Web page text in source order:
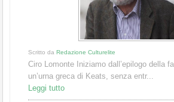
Scritto da Redazione Culturelite
Ciro Lomonte Iniziamo dall’epilogo della
un’urna greca di Keats, senza entr...
Leggi tutto